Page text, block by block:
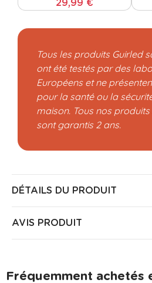
29,99 €
Tous les produits Guirled
ont été testés par des
Européens et ne
pour la santé ou la
maison. Tous nos
sont garantis 2 ans.
DÉTAILS DU PRODUIT
AVIS PRODUIT
Fréquemment achetés